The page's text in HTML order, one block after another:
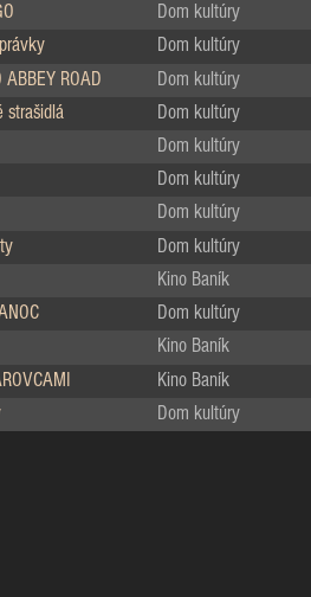
Dom kultúry
Dom kultúry
ABBEY ROAD Dom kultúry
strašidlá Dom kultúry
Dom kultúry
Dom kultúry
Dom kultúry
Dom kultúry
Kino Baník
Dom kultúry
Kino Baník
Kino Baník
Dom kultúry